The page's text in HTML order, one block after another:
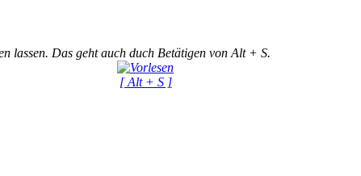
lassen. Das geht auch duch Betätigen von Alt + S.
[ Alt + S ]